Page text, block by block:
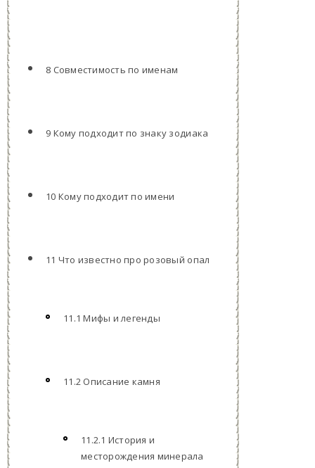
8 Совместимость по именам
9 Кому подходит по знаку зодиака
10 Кому подходит по имени
11 Что известно про розовый опал
11.1 Мифы и легенды
11.2 Описание камня
11.2.1 История и
месторождения минерала